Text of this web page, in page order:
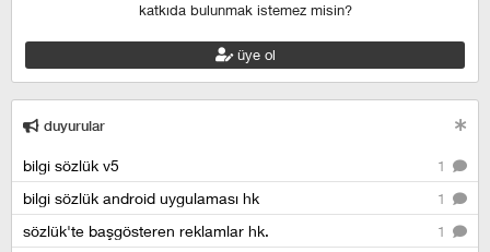
katkıda bulunmak istemez misin?
üye ol
duyurular
1
bilgi sözlük v5
1
bilgi sözlük android uygulaması hk
1
sözlük'te başgösteren reklamlar hk.